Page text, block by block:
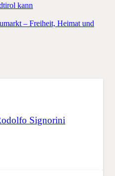
kann
– Freiheit, Heimat und
Signorini